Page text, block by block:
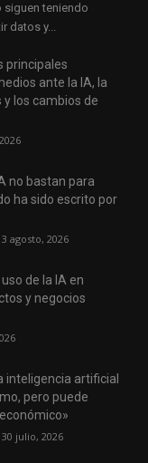
siguen teniendo
datos y...
principales
ante la IA, la
los cambios de
no bastan para
ha sido escrito por
3 agosto, 2026
de la IA en
y negocios
inteligencia artificial
pero puede
30 julio, 2026